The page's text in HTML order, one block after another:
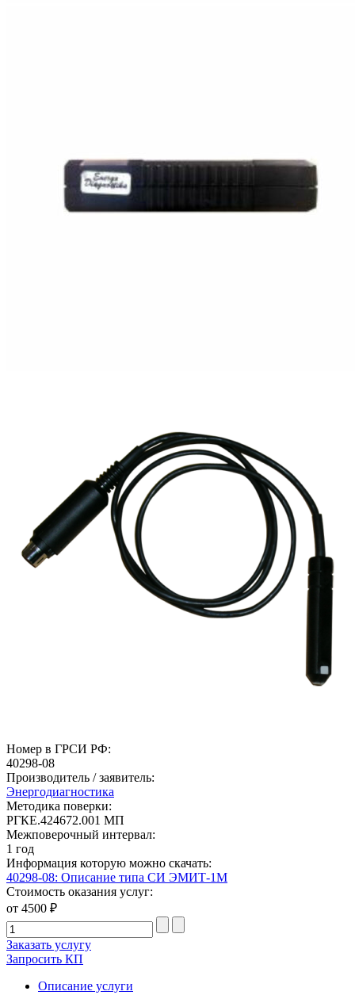
Номер в ГРСИ РФ:
40298-08
Производитель / заявитель:
Энергодиагностика
Методика поверки:
РГКЕ.424672.001 МП
Межповерочный интервал:
1 год
Информация которую можно скачать:
40298-08: Описание типа СИ ЭМИТ-1М
Стоимость оказания услуг:
от 4500 ₽
Заказать услугу
Запросить КП
Описание услуги